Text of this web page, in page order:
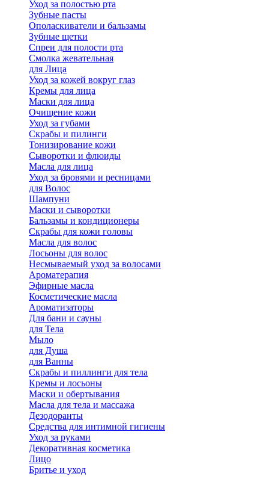
Уход за полостью рта
Зубные пасты
Ополаскиватели и бальзамы
Зубные щетки
Спреи для полости рта
Смолка жевательная
для Лица
Уход за кожей вокруг глаз
Кремы для лица
Маски для лица
Очищение кожи
Уход за губами
Скрабы и пилинги
Тонизирование кожи
Сыворотки и флюиды
Масла для лица
Уход за бровями и ресницами
для Волос
Шампуни
Маски и сыворотки
Бальзамы и кондиционеры
Скрабы для кожи головы
Масла для волос
Лосьоны для волос
Несмываемый уход за волосами
Ароматерапия
Эфирные масла
Косметические масла
Ароматизаторы
Для бани и сауны
для Тела
Мыло
для Душа
для Ванны
Скрабы и пиллинги для тела
Кремы и лосьоны
Маски и обертывания
Масла для тела и массажа
Дезодоранты
Средства для интимной гигиены
Уход за руками
Декоративная косметика
Лицо
Бритье и уход